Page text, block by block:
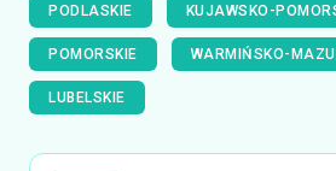
PODLASKIE KUJAWSKO-
POMORSKIE WARMIŃSKO-
LUBELSKIE